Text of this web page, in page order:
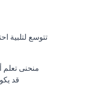
تتوسع لتلبية
منحنى تعلم
قد